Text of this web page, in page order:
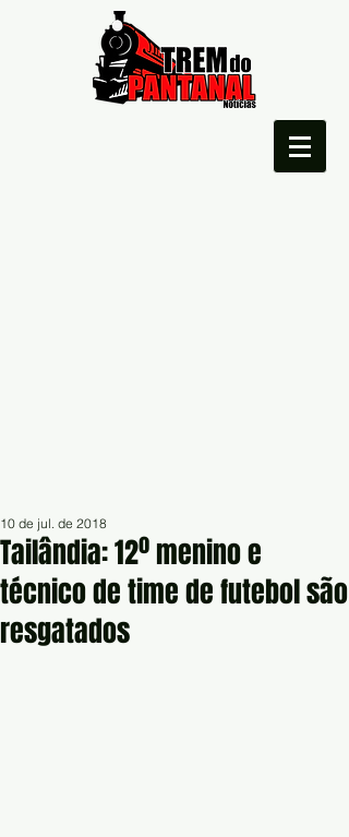
Tailândia: 12º menino e
técnico de time de futebol são
resgatados
10 de jul. de 2018